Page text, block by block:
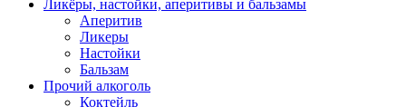
Ликёры, настойки, аперитивы и бальзамы
Аперитив
Ликеры
Настойки
Бальзам
Прочий алкоголь
Коктейль